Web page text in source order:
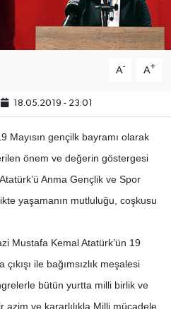
A- A+
18.05.2019 - 23:01
Mayısın gençilk bayramı olarak
önem ve değerin göstergesi
Anma Gençlik ve Spor
yaşamanın mutluluğu, coşkusu
Mustafa Kemal Atatürk’ün 19
ile bağımsızlık meşalesi
bütün yurtta milli birlik ve
ve kararlılıkla Milli mücadele